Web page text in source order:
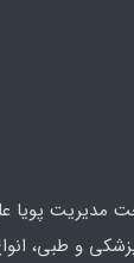
مدیریت پویا
و طبی،